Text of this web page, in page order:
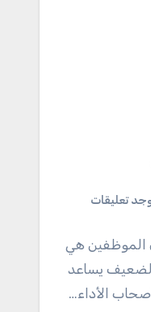
تعليقات
الموظفين هي
الضعيف يساعد
الأداء…